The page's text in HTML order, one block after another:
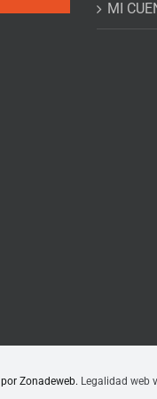
MI
por Zonadeweb. Legalidad web